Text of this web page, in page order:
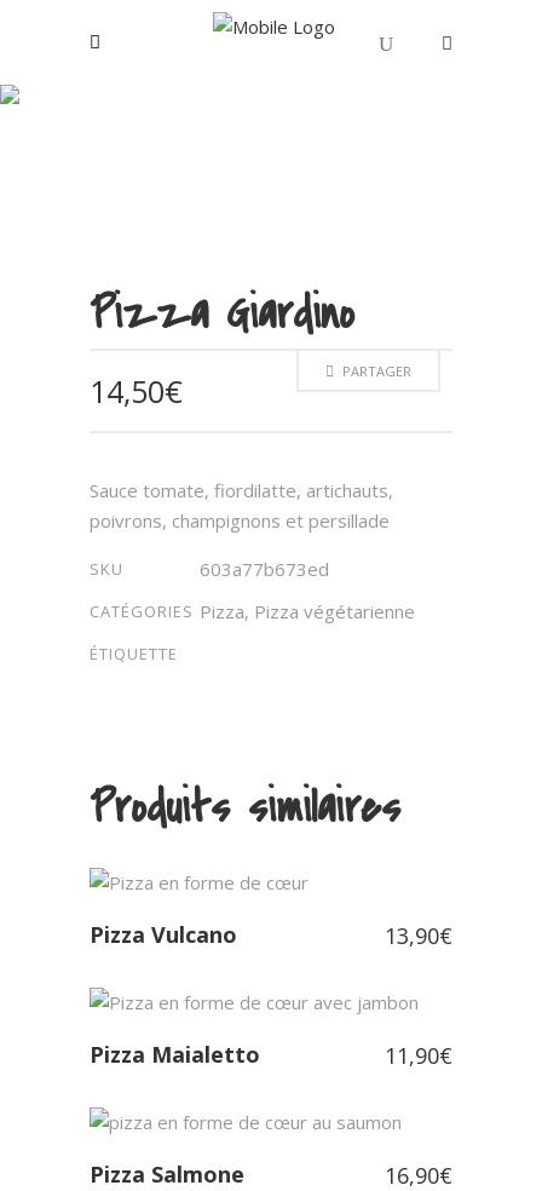
Pizza Giardino
PARTAGER
14,50€
Sauce tomate, fiordilatte, artichauts,
poivrons, champignons et persillade
SKU 603a77b673ed
CATÉGORIES Pizza, Pizza végétarienne
ÉTIQUETTE
Produits similaires
Pizza Vulcano 13,90€
Pizza Maialetto 11,90€
Pizza Salmone 16,90€